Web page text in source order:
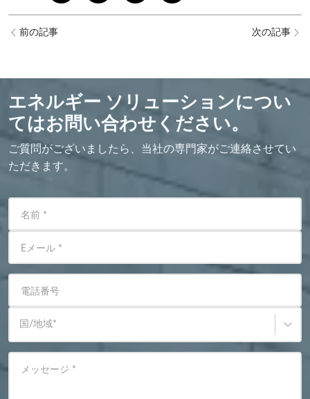
前の記事 次の記事
エネルギー ソリューションについ
てはお問い合わせください。
ご質問がございましたら、当社の専門家がご連絡させてい
ただきます。
名前 *
Eメール *
電話番号
国/地域*
メッセージ *